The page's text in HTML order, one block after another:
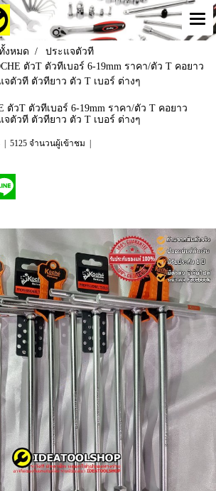
งหมด
ประแจตัวที
ตัวT ตัวทีเบอร์ 6-19mm ราคา/ตัว T คอยาว
ตัวที ตัวทียาว ตัว T เบอร์ ต่างๆ
ตัวT ตัวทีเบอร์ 6-19mm ราคา/ตัว T คอยาว
ตัวที ตัวทียาว ตัว T เบอร์ ต่างๆ
5125 จำนวนผู้เข้าชม